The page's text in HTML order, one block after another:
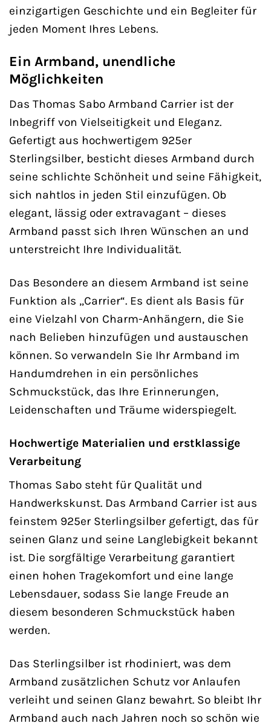
einzigartigen Geschichte und ein Begleiter für
jeden Moment Ihres Lebens.
Ein Armband, unendliche
Möglichkeiten
Das Thomas Sabo Armband Carrier ist der
Inbegriff von Vielseitigkeit und Eleganz.
Gefertigt aus hochwertigem 925er
Sterlingsilber, besticht dieses Armband durch
seine schlichte Schönheit und seine Fähigkeit,
sich nahtlos in jeden Stil einzufügen. Ob
elegant, lässig oder extravagant – dieses
Armband passt sich Ihren Wünschen an und
unterstreicht Ihre Individualität.
Das Besondere an diesem Armband ist seine
Funktion als „Carrier“. Es dient als Basis für
eine Vielzahl von Charm-Anhängern, die Sie
nach Belieben hinzufügen und austauschen
können. So verwandeln Sie Ihr Armband im
Handumdrehen in ein persönliches
Schmuckstück, das Ihre Erinnerungen,
Leidenschaften und Träume widerspiegelt.
Hochwertige Materialien und erstklassige
Verarbeitung
Thomas Sabo steht für Qualität und
Handwerkskunst. Das Armband Carrier ist aus
feinstem 925er Sterlingsilber gefertigt, das für
seinen Glanz und seine Langlebigkeit bekannt
ist. Die sorgfältige Verarbeitung garantiert
einen hohen Tragekomfort und eine lange
Lebensdauer, sodass Sie lange Freude an
diesem besonderen Schmuckstück haben
werden.
Das Sterlingsilber ist rhodiniert, was dem
Armband zusätzlichen Schutz vor Anlaufen
verleiht und seinen Glanz bewahrt. So bleibt Ihr
Armband auch nach Jahren noch so schön wie